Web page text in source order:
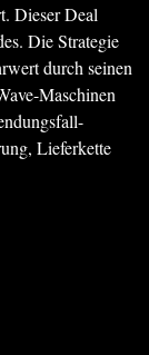
Dieser Deal
Die Strategie
durch seinen
Maschinen
Lieferkette